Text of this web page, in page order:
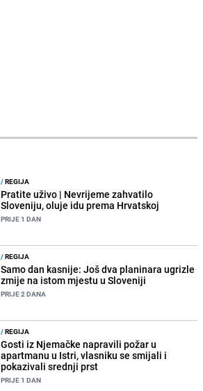
/REGIJA
Pratite uživo | Nevrijeme zahvatilo
Sloveniju, oluje idu prema Hrvatskoj
PRIJE 1 DAN
/REGIJA
Samo dan kasnije: Još dva planinara ugrizle
zmije na istom mjestu u Sloveniji
PRIJE 2 DANA
/REGIJA
Gosti iz Njemačke napravili požar u
apartmanu u Istri, vlasniku se smijali i
pokazivali srednji prst
PRIJE 1 DAN